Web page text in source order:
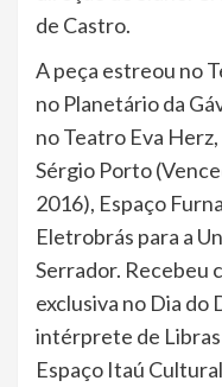
de Castro.
A peça estreou no
no Planetário da
no Teatro Eva
Sérgio Porto
2016), Espaço
Eletrobrás para a
Serrador. Recebeu
exclusiva no Dia
intérprete de
Espaço Itaú